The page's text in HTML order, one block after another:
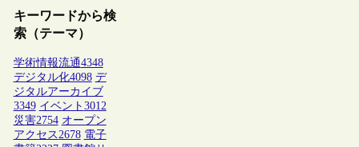
キーワードから検
索（テーマ）
学術情報流通4348
デジタル化4098 デ
ジタルアーカイブ
3349 イベント 3012
災害2754 オープン
アクセス 2678 電子